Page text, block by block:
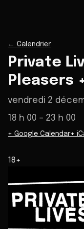
← Calendrier
Private
Pleasers
vendredi 2
18 h 00 – 23 h 00
+ Google Calendar+
18+